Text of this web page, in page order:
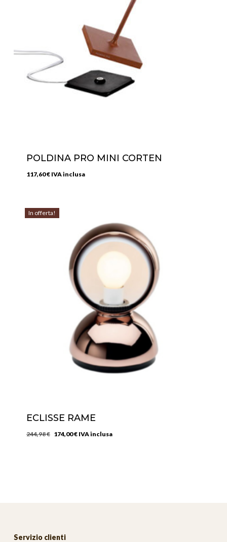
POLDINA PRO MINI CORTEN
117,60€ IVA inclusa
In offerta!
ECLISSE RAME
244,98€ Il
174,00€IlIVA inclusa
Servizio clienti